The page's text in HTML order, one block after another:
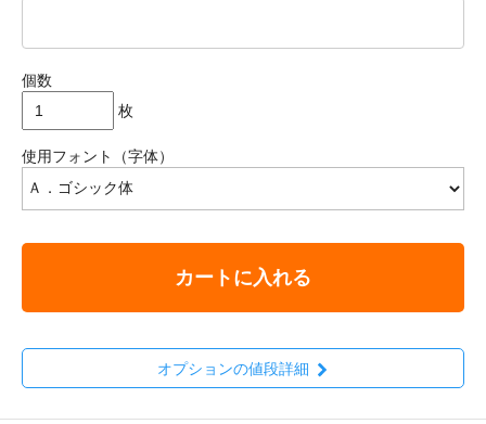
個数
枚
使用フォント（字体）
カートに入れる
オプションの値段詳細